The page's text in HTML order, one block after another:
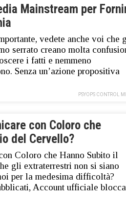
Mainstream per
vedete anche voi che
serrato creano molta
i fatti e nemmeno
Senza un’azione propositiva
PSYOPS CONTROL
con Coloro che
del Cervello?
Coloro che Hanno Subito il
gli extraterrestri non si siano
per la medesima difficoltà?
Account ufficiale